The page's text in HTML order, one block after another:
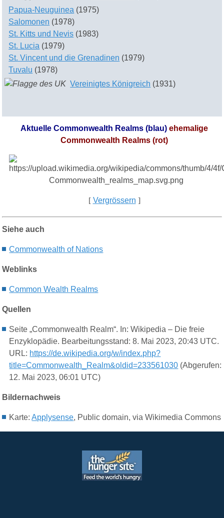
Papua-Neuguinea (1975)
Salomonen (1978)
St. Kitts und Nevis (1983)
St. Lucia (1979)
St. Vincent und die Grenadinen (1979)
Tuvalu (1978)
Vereinigtes Königreich (1931)
Aktuelle Commonwealth Realms (blau) ehemalige
Commonwealth Realms (rot)
[ Vergrössern ]
Siehe auch
Commonwealth of Nations
Weblinks
Common Wealth Realms
Quellen
Seite „Commonwealth Realm“. In: Wikipedia – Die freie
Enzyklopädie. Bearbeitungsstand: 8. Mai 2023, 20:43 UTC.
URL: https://de.wikipedia.org/w/index.php?
title=Commonwealth_Realm&oldid=233561030 (Abgerufen:
12. Mai 2023, 06:01 UTC)
Bildernachweis
Karte:Applysense, Public domain, via Wikimedia Commons